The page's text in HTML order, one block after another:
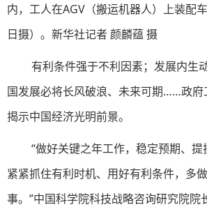
内，工人在AGV（搬运机器人）上装配
日摄）。新华社记者 颜麟蕴 摄
有利条件强于不利因素；发展内生
国发展必将长风破浪、未来可期……政府
揭示中国经济光明前景。
“做好关键之年工作，稳定预期、
紧紧抓住有利时机、用好有利条件，多
事。”中国科学院科技战略咨询研究院院